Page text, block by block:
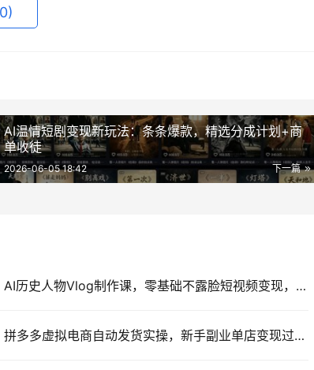
AI温情短剧变现新玩法：条条爆款，精选分成计划+商
单收徒
下一篇
2026-06-05 18:42
AI历史人物Vlog制作课，零基础不露脸短视频变现，附提示词素材
拼多多虚拟电商自动发货实操，新手副业单店变现过万玩法